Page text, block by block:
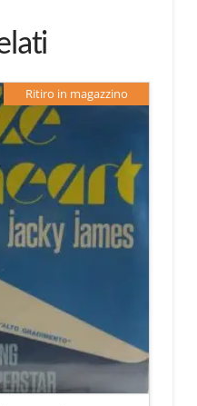
Ritiro in magazzino